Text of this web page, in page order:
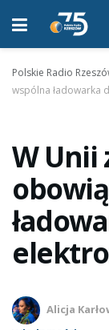
Polskie Radio
wspólna ładowarka
W Unii
Alicja